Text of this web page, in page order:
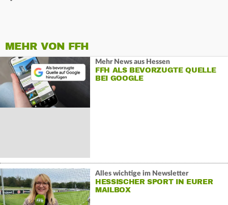
MEHR VON FFH
Mehr News aus Hessen
FFH ALS BEVORZUGTE QUELLE
BEI GOOGLE
Alles wichtige im Newsletter
HESSISCHER SPORT IN EURER
MAILBOX